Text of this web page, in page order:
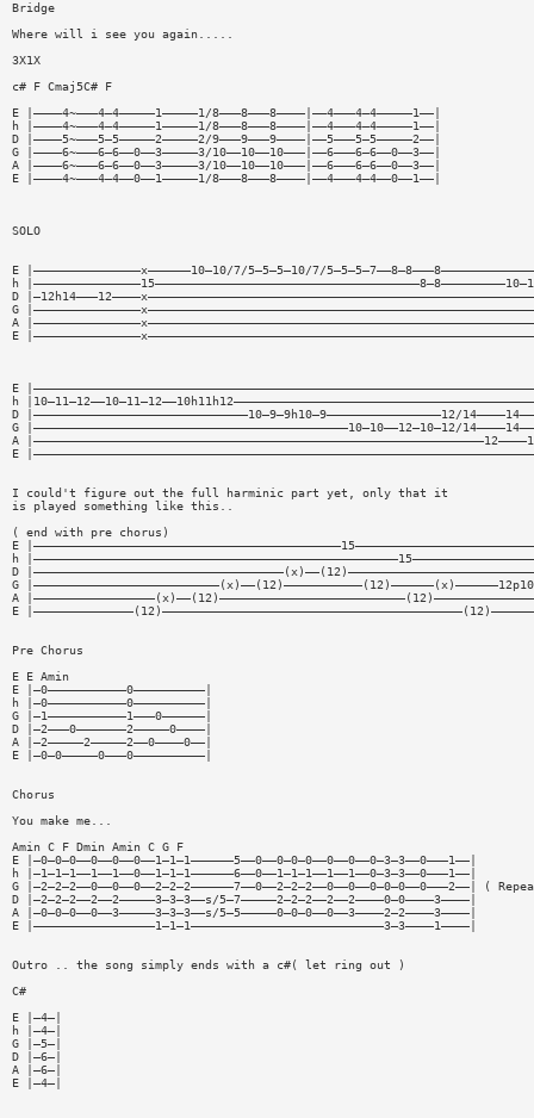
Bridge
Where will i see you again.....
3X1X
c# F Cmaj5C# F
E |————4~———4—4—————1—————1/8———8———8————|——4———4—4—————1——|
h |————4~———4—4—————1—————1/8———8———8————|——4———4—4—————1——|
D |————5~———5—5—————2—————2/9———9———9————|——5———5—5—————2——|
G |————6~———6—6——0——3—————3/10——10——10———|——6———6—6——0——3——|
A |————6~———6—6——0——3—————3/10——10——10———|——6———6—6——0——3——|
E |————4~———4—4——0——1—————1/8———8———8————|——4———4—4——0——1——|
SOLO
E |———————————————x——————10—10/7/5—5—5—10/7/
h
D
G
A
E
E
h
D |——————————————————————————————10—9—9h10—9————————————————12/
G |————————————————————————————————————————————10—10——12—10—12/
A
E
I could't figure out the full harminic part yet, only that it
is played something like this..
( end with pre chorus)
E
h
D
G
A
E
Pre Chorus
E E Amin
E |—0———————————0——————————|
h |—0———————————0——————————|
G |—1———————————1———0——————|
D |—2———0———————2—————0————|
A |—2—————2—————2——0————0——|
E |—0—0—————0———0——————————|
Chorus
You make me...
Amin C F Dmin Amin C G F
E |—0—0—0——0——0——0——1—1—1——————5——0——0—0—0——0——0——0—3—3——0———1——|
h |—1—1—1——1——1——0——1—1—1——————6——0——1—1—1——1——1——0—3—3——0———1——|
G |—2—2—2——0——0——0——2—2—2——————7——0——2—2—2——0——0——0—0—0——0———2——| (
D |—2—2—2——2——2—————3—3—3——s/5—7—————2—2—2——2——2————0—0————3————|
A |—0—0—0——0——3—————3—3—3——s/5—5—————0—0—0——0——3————2—2————3————|
E |—————————————————1—1—1———————————————————————————3—3————1————|
Outro .. the song simply ends with a c#( let ring out )
C#
E |—4—|
h |—4—|
G |—5—|
D |—6—|
A |—6—|
E |—4—|